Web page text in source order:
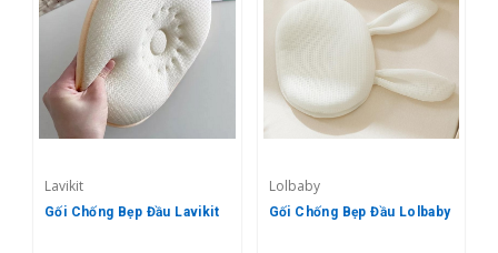
Lavikit
Gối Chống Bẹp Đầu Lavikit
Lolbaby
Gối Chống Bẹp Đầu Lolbaby